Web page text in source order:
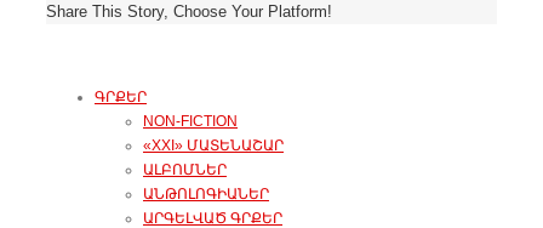
Share This Story, Choose Your Platform!
ԳՐՔԵՐ
NON-FICTION
«XXI» ՄԱՏԵՆԱՇԱՐ
ԱԼԲՈՄՆԵՐ
ԱՆԹՈԼՈԳԻԱՆԵՐ
ԱՐԳԵԼՎԱԾ ԳՐՔԵՐ